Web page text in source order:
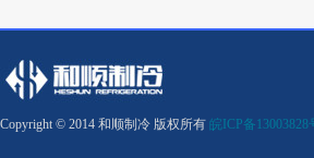
Copyright © 2014 和顺制冷 版权所有 皖ICP备13003828